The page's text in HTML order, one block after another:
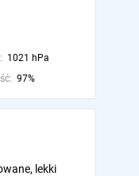
1021 hPa
97%
lekki